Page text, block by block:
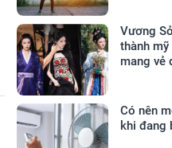
Vương
thành
mang vẻ
Có nên
khi đang